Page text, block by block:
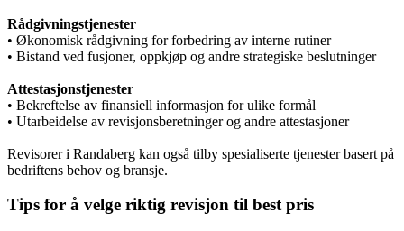
Rådgivningstjenester
• Økonomisk rådgivning for forbedring av interne rutiner
• Bistand ved fusjoner, oppkjøp og andre strategiske beslutninger
Attestasjonstjenester
• Bekreftelse av finansiell informasjon for ulike formål
• Utarbeidelse av revisjonsberetninger og andre attestasjoner
Revisorer i Randaberg kan også tilby spesialiserte tjenester basert på
bedriftens behov og bransje.
Tips for å velge riktig revisjon til best pris